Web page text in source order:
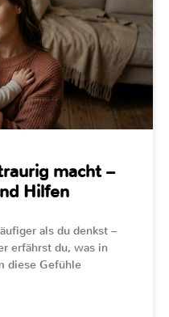
macht –
Hilfen
als du denkst –
erfährst du, was in
diese Gefühle